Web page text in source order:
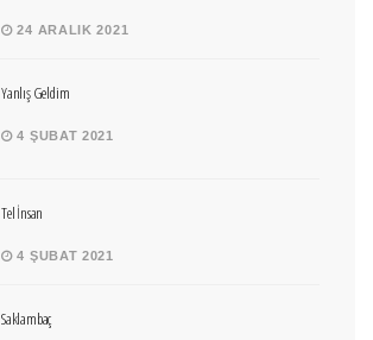
24 ARALIK 2021
Yanlış Geldim
4 ŞUBAT 2021
Tel İnsan
4 ŞUBAT 2021
Saklambaç